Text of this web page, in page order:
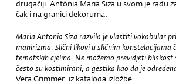
drugačiji. Antónia Maria Siza u svom je radu
čak i na granici dekoruma.
Maria Antonia Siza razvila je vlastiti vokabular
manirizma. Slični likovi u sličnim
tematskih cjelina. Ne možemo previdjeti
često su kostimirani, a gestika kao da je
Vera Grimmer, iz kataloga izložbe